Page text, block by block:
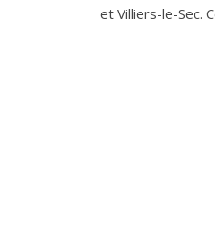
et Villiers-le-Sec.